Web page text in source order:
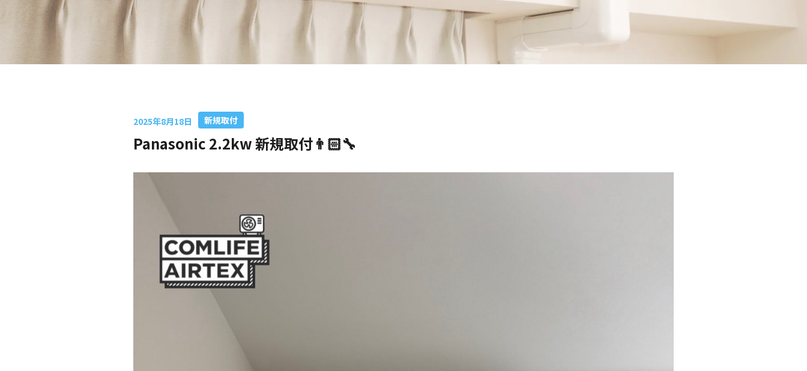
2025年8月18日 新規取付
Panasonic 2.2kw 新規取付👨🏻‍🔧